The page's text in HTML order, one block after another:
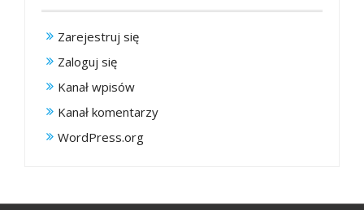
Zarejestruj się
Zaloguj się
Kanał wpisów
Kanał komentarzy
WordPress.org